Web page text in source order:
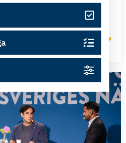
som Sveriges...
Läs mer